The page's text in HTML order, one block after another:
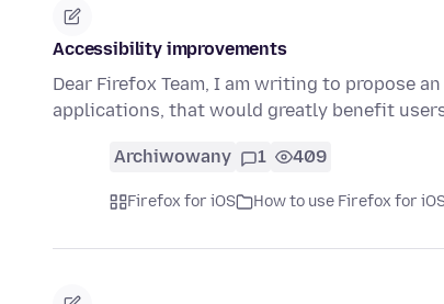
Accessibility improvements
Dear Firefox Team, I am writing to propose
applications, that would greatly benefit
Archiwowany 1 409
Firefox for iOS How to use Firefox for